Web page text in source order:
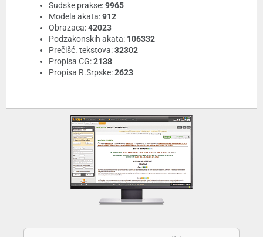
Sudske prakse:9965
Modela akata:912
Obrazaca:42023
Podzakonskih akata: 106332
Prečišć. tekstova:32302
Propisa CG:2138
Propisa R.Srpske:2623